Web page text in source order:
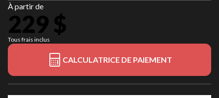
À partir de
229 $
Tous frais inclus
CALCULATRICE DE PAIEMENT